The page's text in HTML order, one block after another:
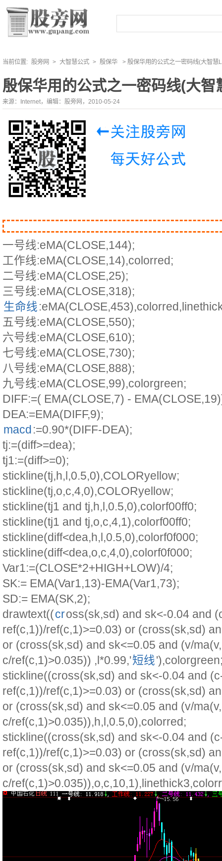
当前位置: 股旁网 > 大智慧公式 > 殷保华 > 殷保华用的公式之一密码线(大智慧
殷保华用的公式之一密码线(大智
来源：Internet，编辑：股旁网，2010-05-24
一号线:eMA(CLOSE,144);
工作线:eMA(CLOSE,14),colorred;
二号线:eMA(CLOSE,25);
三号线:eMA(CLOSE,318);
生命线
五号线:eMA(CLOSE,550);
六号线:eMA(CLOSE,610);
七号线:eMA(CLOSE,730);
八号线:eMA(CLOSE,888);
九号线:eMA(CLOSE,99),colorgreen;
DIFF:=( EMA(CLOSE,7) -
DEA:=EMA(DIFF,9);
macd:=0.90*(DIFF-DEA);
tj:=(diff>=dea);
tj1:=(diff>=0);
stickline(tj,h,l,0.5,0),COLORyellow;
stickline(tj,o,c,4,0),COLORyellow;
stickline(tj1 and tj,h,l,0.5,0),colorf00ff0;
stickline(tj1 and tj,o,c,4,1),colorf00ff0;
stickline(diff<dea,h,l,0.5,0),colorf0f000;
stickline(diff<dea,o,c,4,0),colorf0f000;
Var1:=(CLOSE*2+HIGH+LOW)/4;
SK:= EMA(Var1,13)-EMA(Var1,73);
SD:= EMA(SK,2);
drawtext((cross(sk,sd) and sk<-0.04 and
ref(c,1))/ref(c,1)>=0.03) or (cross(sk,sd)
or (cross(sk,sd) and sk<=0.05 and (v/
c/ref(c,1)>0.035)) ,l*0.99,'短线
stickline((cross(sk,sd) and sk<-0.04 and
ref(c,1))/ref(c,1)>=0.03) or (cross(sk,sd)
or (cross(sk,sd) and sk<=0.05 and (v/
c/ref(c,1)>0.035)),h,l,0.5,0),colorred;
stickline((cross(sk,sd) and sk<-0.04 and
ref(c,1))/ref(c,1)>=0.03) or (cross(sk,sd)
or (cross(sk,sd) and sk<=0.05 and (v/
c/